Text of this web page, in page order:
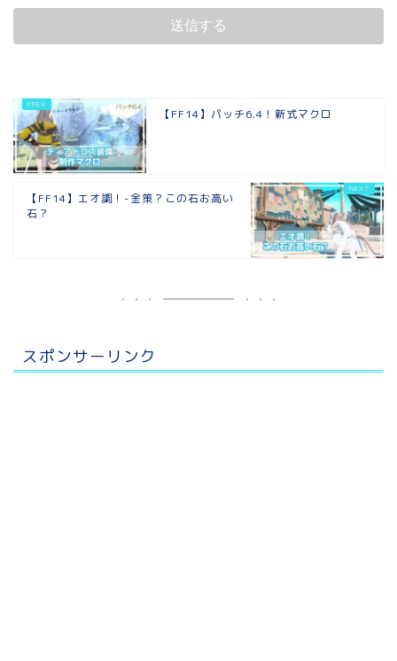
【FF14】パッチ6.4！新式マクロ
【FF14】エオ調！-金策？この石お高い
石？
スポンサーリンク